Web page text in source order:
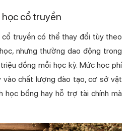
học cổ truyền
cổ truyền có thể thay đổi tùy theo
nhưng thường dao động trong
đồng mỗi học kỳ. Mức học phí
vào chất lượng đào tạo, cơ sở vật
học bổng hay hỗ trợ tài chính mà